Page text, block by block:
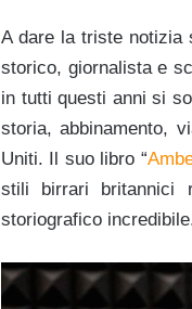
A dare la triste notizia
storico, giornalista e
in tutti questi anni si
storia, abbinamento,
Uniti. Il suo libro “
stili birrari britannici
storiografico